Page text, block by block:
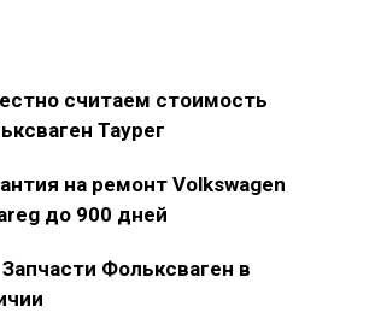
считаем стоимость
Таурег
на ремонт Volkswagen
до 900 дней
Запчасти Фольксваген в